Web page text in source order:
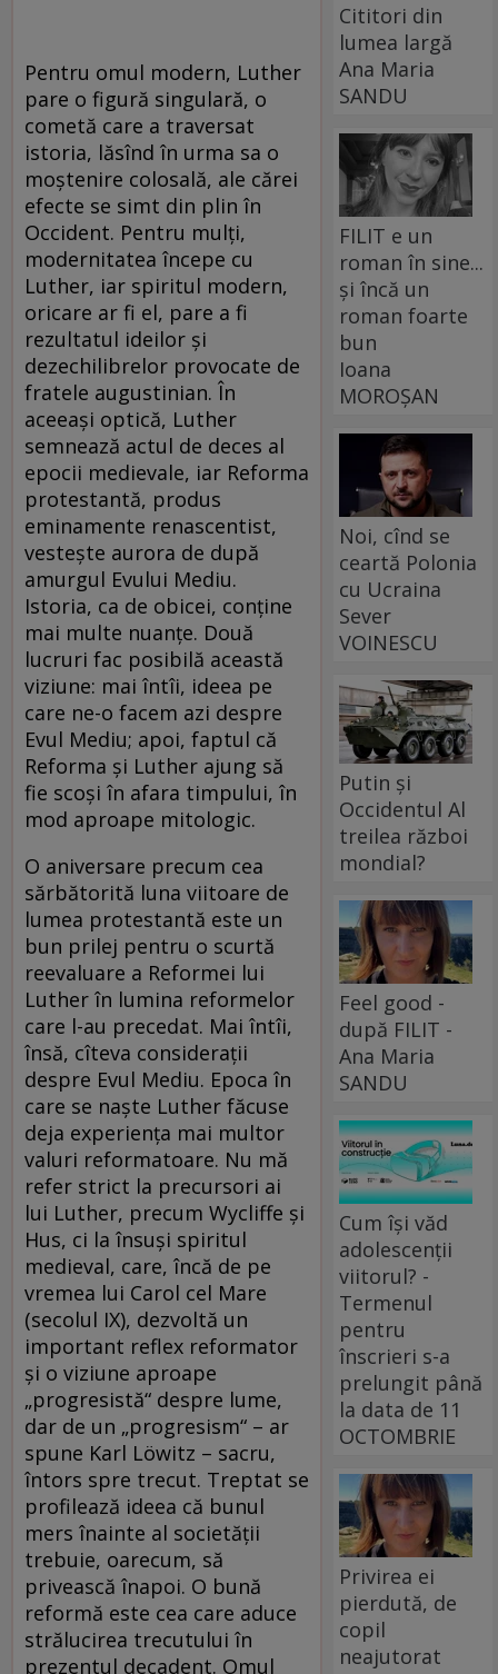
Pentru omul modern, Luther
pare o figură singulară, o
cometă care a traversat
istoria, lăsînd în urma sa o
moștenire colosală, ale cărei
efecte se simt din plin în
Occident. Pentru mulți,
modernitatea începe cu
Luther, iar spiritul modern,
oricare ar fi el, pare a fi
rezultatul ideilor și
dezechilibrelor provocate de
fratele augustinian. În
aceeași optică, Luther
semnează actul de deces al
epocii medievale, iar Reforma
protestantă, produs
eminamente renascentist,
vestește aurora de după
amurgul Evului Mediu.
Istoria, ca de obicei, conține
mai multe nuanțe. Două
lucruri fac posibilă această
viziune: mai întîi, ideea pe
care ne-o facem azi despre
Evul Mediu; apoi, faptul că
Reforma și Luther ajung să
fie scoși în afara timpului, în
mod aproape mitologic.
O aniversare precum cea
sărbătorită luna viitoare de
lumea protestantă este un
bun prilej pentru o scurtă
reevaluare a Reformei lui
Luther în lumina reformelor
care l-au precedat. Mai întîi,
însă, cîteva considerații
despre Evul Mediu. Epoca în
care se naște Luther făcuse
deja experiența mai multor
valuri reformatoare. Nu mă
refer strict la precursori ai
lui Luther, precum Wycliffe și
Hus, ci la însuși spiritul
medieval, care, încă de pe
vremea lui Carol cel Mare
(secolul IX), dezvoltă un
important reflex reformator
și o viziune aproape
„progresistă“ despre lume,
dar de un „progresism“ – ar
spune Karl Löwitz – sacru,
întors spre trecut. Treptat se
profilează ideea că bunul
mers înainte al societății
trebuie, oarecum, să
privească înapoi. O bună
reformă este cea care aduce
strălucirea trecutului în
prezentul decadent. Omul
Cititori din
lumea largă
Ana Maria
SANDU
FILIT e un
roman în sine...
și încă un
roman foarte
bun
Ioana
MOROȘAN
Noi, cînd se
ceartă Polonia
cu Ucraina
Sever
VOINESCU
Putin și
Occidentul Al
treilea război
mondial?
Feel good -
după FILIT -
Ana Maria
SANDU
Cum își văd
adolescenții
viitorul? -
Termenul
pentru
înscrieri s-a
prelungit până
la data de 11
OCTOMBRIE
Privirea ei
pierdută, de
copil
neajutorat